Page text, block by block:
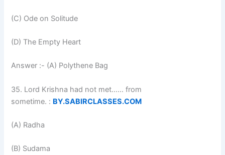
(C) Ode on Solitude
(D) The Empty Heart
Answer :- (A) Polythene Bag
35. Lord Krishna had not met…… from
sometime. : BY.SABIRCLASSES.COM
(A) Radha
(B) Sudama